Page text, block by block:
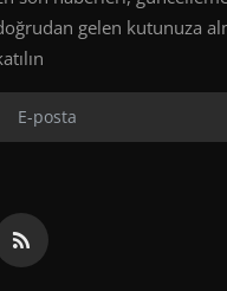
gelen kutunuza